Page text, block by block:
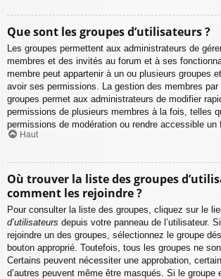
Que sont les groupes d’utilisateurs ?
Les groupes permettent aux administrateurs de
membres et des invités au forum et à ses
membre peut appartenir à un ou plusieurs groupes
avoir ses permissions. La gestion des membres par
groupes permet aux administrateurs de modifier
permissions de plusieurs membres à la fois, telles
permissions de modération ou rendre accessible un
Haut
Où trouver la liste des groupes
comment les rejoindre ?
Pour consulter la liste des groupes, cliquez sur le
d’utilisateurs depuis votre panneau de l’utilisateur.
rejoindre un des groupes, sélectionnez le groupe
bouton approprié. Toutefois, tous les groupes ne
Certains peuvent nécessiter une approbation,
d’autres peuvent même être masqués. Si le groupe